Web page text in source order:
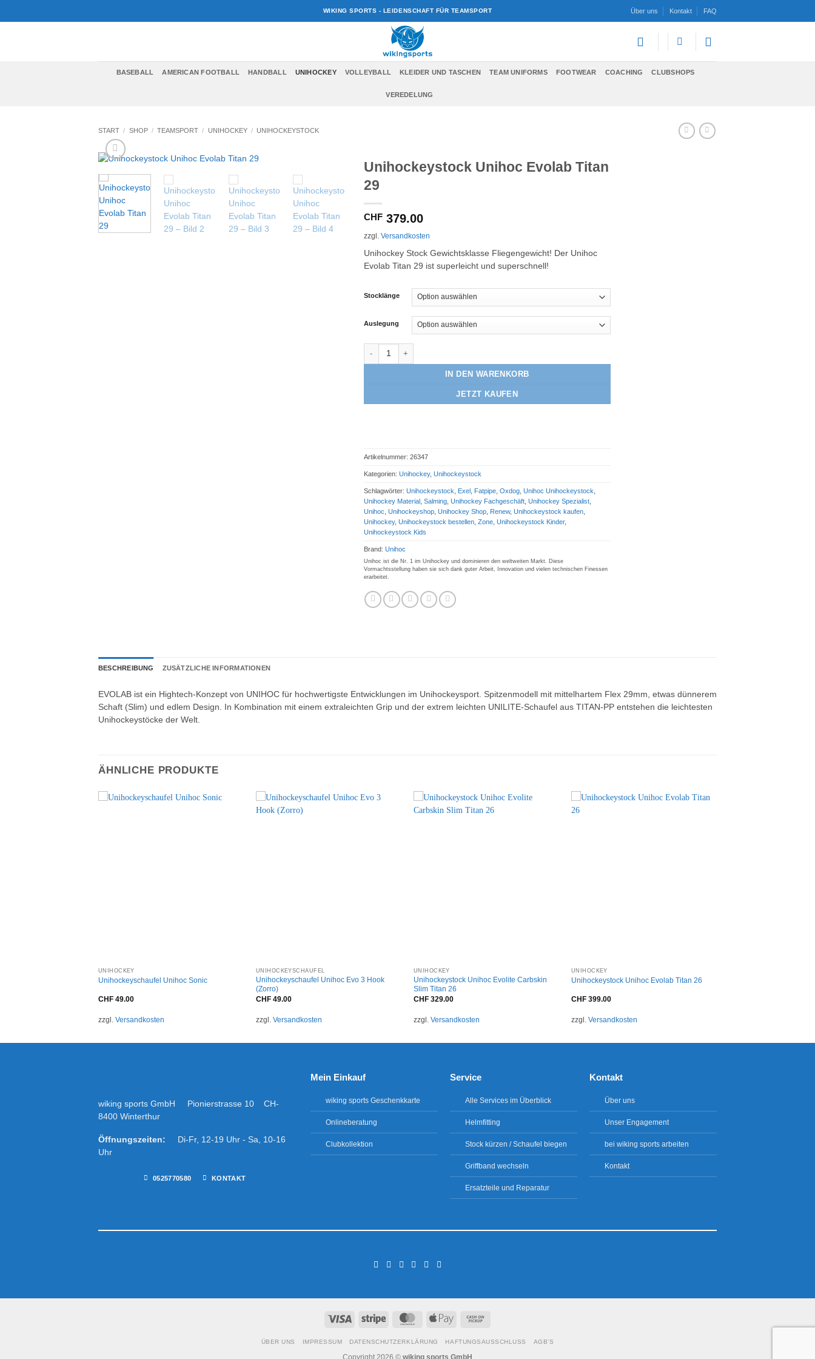
WIKING SPORTS - LEIDENSCHAFT FÜR TEAMSPORT Über uns Kontakt FAQ
BASEBALL AMERICAN FOOTBALL HANDBALL UNIHOCKEY VOLLEYBALL KLEIDER UND TASCHEN TEAM UNIFORMS FOOTWEAR COACHING CLUBSHOPS
VEREDELUNG
START / SHOP / TEAMSPORT / UNIHOCKEY / UNIHOCKEYSTOCK
Unihockeystock Unihoc Evolab Titan
29
CHF379.00
zzgl. Versandkosten
Unihockey Stock Gewichtsklasse Fliegengewicht! Der Unihoc
Evolab Titan 29 ist superleicht und superschnell!
Stocklänge
Auslegung
Unihockeystock Unihoc Evolab Titan 29 Menge
IN DEN WARENKORB
JETZT KAUFEN
Artikelnummer: 26347
Kategorien: Unihockey, Unihockeystock
Schlagwörter: Unihockeystock Exel, Fatpipe, Oxdog, Unihoc Unihockeystock
Unihockey Material, Salming, Unihockey Fachgeschäft, Unihockey Spezialist,
Unihoc Unihockeyshop, Unihockey Shop, Renew, Unihockeystock kaufen,
Unihockey, Unihockeystock bestellen, Zone, Unihockeystock Kinder,
Unihockeystock Kids
Brand: Unihoc
Unihoc ist die Nr. 1 im Unihockey und dominieren den weltweiten Markt. Diese
Vormachtsstellung haben sie sich dank guter Arbeit, Innovation und vielen technischen Finessen
erarbeitet.
BESCHREIBUNG ZUSÄTZLICHE INFORMATIONEN
EVOLAB ist ein Hightech-Konzept von UNIHOC für hochwertigste Entwicklungen im Unihockeysport. Spitzenmodell mit mittelhartem Flex 29mm, etwas dünnerem
Schaft (Slim) und edlem Design. In Kombination mit einem extraleichten Grip und der extrem leichten UNILITE-Schaufel aus TITAN-PP entstehen die leichtesten
Unihockeystöcke der Welt.
ÄHNLICHE PRODUKTE
UNIHOCKEY
Unihockeyschaufel Unihoc Sonic
CHF49.00
zzgl. Versandkosten
UNIHOCKEYSCHAUFEL
Unihockeyschaufel Unihoc Evo 3 Hook
(Zorro)
CHF49.00
zzgl. Versandkosten
UNIHOCKEY
Unihockeystock Unihoc Evolite Carbskin
Slim Titan 26
CHF329.00
zzgl. Versandkosten
UNIHOCKEY
Unihockeystock Unihoc Evolab Titan 26
CHF399.00
zzgl. Versandkosten
wiking sports GmbH Pionierstrasse 10 CH-
8400 Winterthur
Öffnungszeiten:
Di-Fr, 12-19 Uhr - Sa, 10-16
Uhr
0525770580 KONTAKT
Mein Einkauf
wiking sports Geschenkkarte
Onlineberatung
Clubkollektion
Service
Alle Services im Überblick
Helmfitting
Stock kürzen / Schaufel biegen
Griffband wechseln
Ersatzteile und Reparatur
Kontakt
Über uns
Unser Engagement
bei wiking sports arbeiten
Kontakt
Visa Stripe MasterCardApple
Pickup
ÜBER UNS IMPRESSUM DATENSCHUTZERKLÄRUNG HAFTUNGSAUSSCHLUSS AGB’S